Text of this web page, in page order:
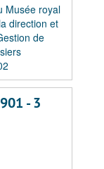
Musée royal
direction et
de
- 3